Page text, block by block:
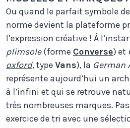
Ou quand le parfait symbole
norme devient la plateforme
l’expression créative ! À
plimsole(forme Converse) et
oxford, type Vans), la German
représente aujourd’hui un
à l’infini et qui se retrouve
très nombreuses marques.
exercice de tri avec une